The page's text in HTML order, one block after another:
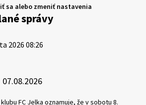
sa alebo zmeniť nastavenia
správy
2026 08:26
FC Jelka oznamuje, že v sobotu 8.